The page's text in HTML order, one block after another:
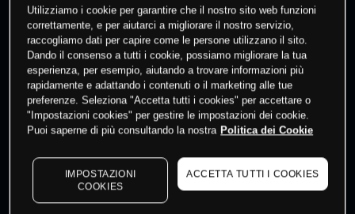
0% dei clienti hanno posizionisu
questo prodotto
Fai trading
I prezzi sono solo indicativi.
Utilizziamo i cookie per garantire che il nostro sito web funzioni
correttamente, e per aiutarci a migliorare il nostro servizio,
raccogliamo dati per capire come le persone utilizzano il sito.
Dando il consenso a tutti i cookie, possiamo migliorare la tua
esperienza, per esempio, aiutando a trovare informazioni più
rapidamente e adattando i contenuti o il marketing alle tue
preferenze. Seleziona "Accetta tutti i cookies" per accettare o
"Impostazioni cookies" per gestire le impostazioni dei cookie.
Puoi saperne di più consultando la nostra Politica dei Cookie
IMPOSTAZIONI
COOKIES
ACCETTA TUTTI I COOKIES